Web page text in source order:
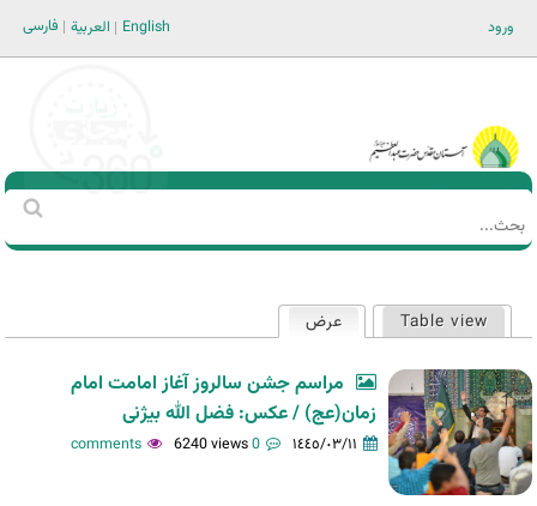
ورود فارسی العربية English
Main men-AR
استمارة
‏
الأساسية
Table view عرض
مراسم جشن سالروز آغاز امامت امام
زمان(عج) / عکس: فضل الله بیژنی
١٤٤٥/٠٣/١١ 0 comments
6240 views